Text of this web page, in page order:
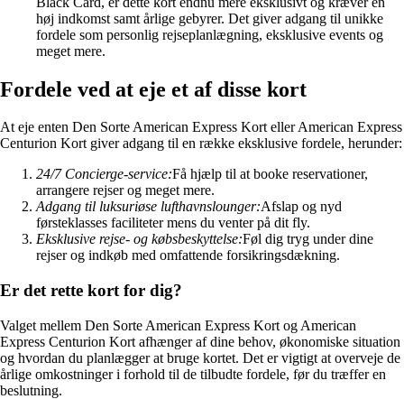
høj indkomst samt årlige gebyrer. Det giver adgang til unikke
fordele som personlig rejseplanlægning, eksklusive events og
meget mere.
Fordele ved at eje et af disse kort
At eje enten Den Sorte American Express Kort eller American Express
Centurion Kort giver adgang til en række eksklusive fordele, herunder:
24/7 Concierge-service:Få hjælp til at booke reservationer,
arrangere rejser og meget mere.
Adgang til luksuriøse lufthavnslounger:Afslap og nyd
førsteklasses faciliteter mens du venter på dit fly.
Eksklusive rejse- og købsbeskyttelse:Føl dig tryg under dine
rejser og indkøb med omfattende forsikringsdækning.
Er det rette kort for dig?
Valget mellem Den Sorte American Express Kort og American
Express Centurion Kort afhænger af dine behov, økonomiske situation
og hvordan du planlægger at bruge kortet. Det er vigtigt at overveje de
årlige omkostninger i forhold til de tilbudte fordele, før du træffer en
beslutning.